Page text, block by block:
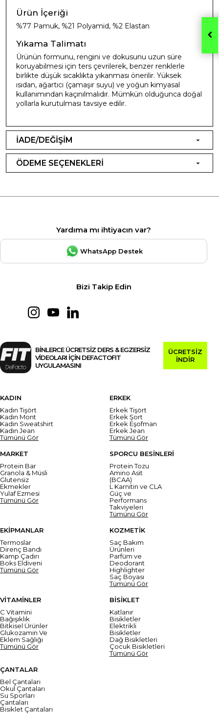
Ürün İçeriği
%77 Pamuk, %21 Polyamid, %2 Elastan
Yıkama Talimatı
Ürünün formunu, rengini ve dokusunu uzun süre
koruyabilmesi için ters çevrilerek, benzer renklerle
birlikte düşük sıcaklıkta yıkanması önerilir. Yüksek
ısıdan, ağartıcı (çamaşır suyu) ve yoğun kimyasal
kullanımından kaçınılmalıdır. Mümkün olduğunca doğal
yollarla kurutulması tavsiye edilir.
İADE/DEĞİŞİM
ÖDEME SEÇENEKLERİ
Yardıma mı ihtiyacın var?
WhatsApp Destek
Bizi Takip Edin
BİNLERCE ÜCRETSİZ DERS & EGZERSİZ
VİDEOLARI İÇİN DEFACTOFIT
UYGULAMASINI
ÜCRETSİZ
İNDİR
KADIN
Kadın Tişört
Kadın Mont
Kadın Sweatshirt
Kadın Jean
Tümünü Gör
ERKEK
Erkek Tişört
Erkek Şort
Erkek Eşofman
Erkek Jean
Tümünü Gör
MARKET
Protein Bar
Granola & Müsli
Glutensiz
Ekmekler
Yulaf Ezmesi
Tümünü Gör
SPORCU BESİNLERİ
Protein Tozu
Amino Asit
(BCAA)
L Karnitin ve CLA
Güç ve
Performans
Takviyeleri
Tümünü Gör
EKİPMANLAR
Termoslar
Direnç Bandı
Kamp Çadırı
Boks Eldiveni
Tümünü Gör
KOZMETİK
Saç Bakım
Ürünleri
Parfüm ve
Deodorant
Highlighter
Saç Boyası
Tümünü Gör
VİTAMİNLER
C Vitamini
Bağışıklık
Bitkisel Ürünler
Glukozamin Ve
Eklem Sağlığı
Tümünü Gör
BİSİKLET
Katlanır
Bisikletler
Elektrikli
Bisikletler
Dağ Bisikletleri
Çocuk Bisikletleri
Tümünü Gör
ÇANTALAR
Bel Çantaları
Okul Çantaları
Su Sporları
Çantaları
Bisiklet Çantaları